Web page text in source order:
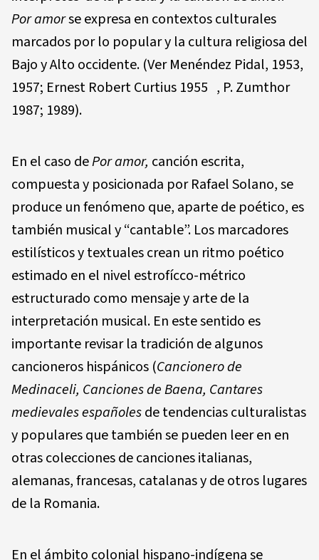
Por amorse expresa en contextos culturales
marcados por lo popular y la cultura religiosa del
Bajo y Alto occidente. (Ver Menéndez Pidal, 1953,
1957; Ernest Robert Curtius 1955 , P. Zumthor
1987; 1989).
En el caso dePor amor, canción escrita,
compuesta y posicionada por Rafael Solano, se
produce un fenómeno que, aparte de poético, es
también musical y “cantable”. Los marcadores
estilísticos y textuales crean un ritmo poético
estimado en el nivel estrofícco-métrico
estructurado como mensaje y arte de la
interpretación musical. En este sentido es
importante revisar la tradición de algunos
cancioneros hispánicos (Cancionero de
Medinaceli, Canciones de Baena, Cantares
medievales españolesde tendencias culturalistas
y populares que también se pueden leer en en
otras colecciones de canciones italianas,
alemanas, francesas, catalanas y de otros lugares
de la Romania.
En el ámbito colonial hispano-indígena se